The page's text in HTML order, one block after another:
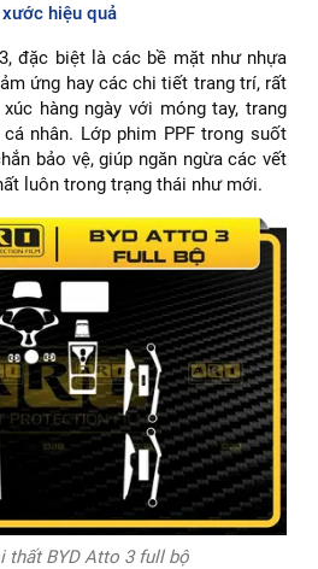
hiệu quả
đặc biệt là các bề mặt như nhựa
ứng hay các chi tiết trang trí, rất
hàng ngày với móng tay, trang
nhân. Lớp phim PPF trong suốt
bảo vệ, giúp ngăn ngừa các vết
luôn trong trạng thái như mới.
thất BYD Atto 3 full bộ